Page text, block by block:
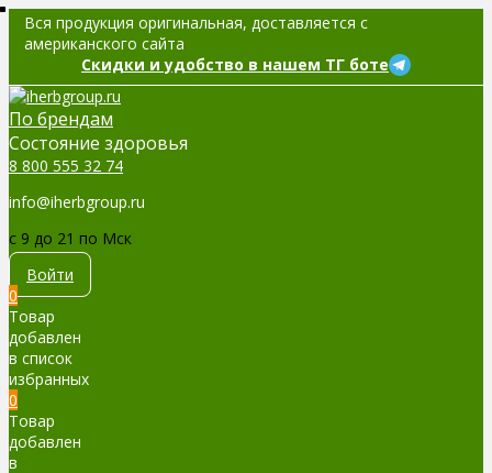
Вся продукция оригинальная, доставляется с
американского сайта
Скидки и удобство в нашем ТГ боте
По брендам
Cостояние здоровья
8 800 555 32 74
info@iherbgroup.ru
c 9 до 21 по Мск
Войти
0
Товар
добавлен
в список
избранных
0
Товар
добавлен
в